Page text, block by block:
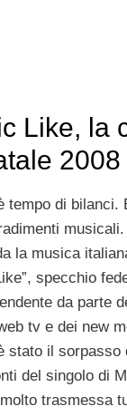
Like, la
2008
tempo di bilanci.
musicali.
la musica
specchio
da parte
tv e dei new
stato il sorpasso
del singolo di
trasmessa